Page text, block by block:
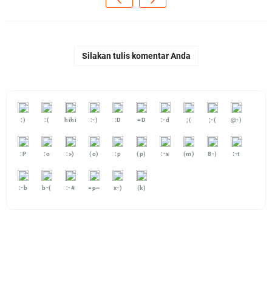
Silakan tulis komentar Anda
:) :( hihi :-) :D =D :-d ;( ;-( @-)
:P :o :>) (o) :p (p) :-s (m) 8-) :-t
:-b b-( :-# =p~ x-) (k)